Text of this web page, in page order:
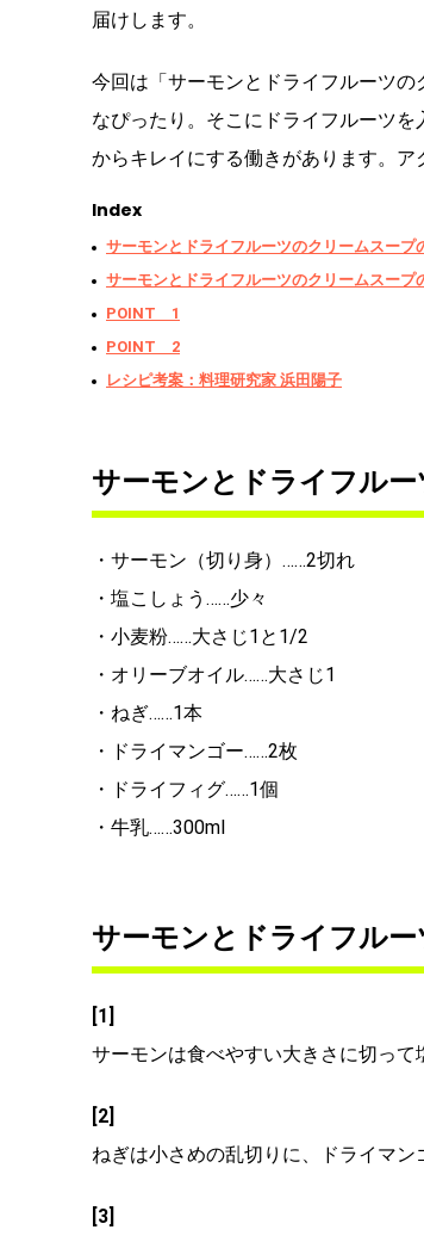
届けします。
今回は「サーモンとドライフルーツ
なぴったり。そこにドライフルーツ
からキレイにする働きがあります。ア
Index
サーモンとドライフルーツのクリームスープ
サーモンとドライフルーツのクリームスープ
POINT 1
POINT 2
レシピ考案：料理研究家 浜田陽子
サーモンとドライフルー
・サーモン（切り身）……2切れ
・塩こしょう……少々
・小麦粉……大さじ1と1/2
・オリーブオイル……大さじ1
・ねぎ……1本
・ドライマンゴー……2枚
・ドライフィグ……1個
・牛乳……300ml
サーモンとドライフル
[1]
サーモンは食べやすい大きさに切って
[2]
ねぎは小さめの乱切りに、ドライマン
[3]